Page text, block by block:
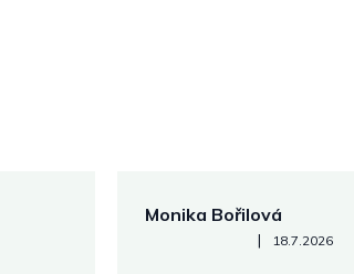
Monika Bořilová
Hodnocení obchodu je 5 z
| 18.7.2026